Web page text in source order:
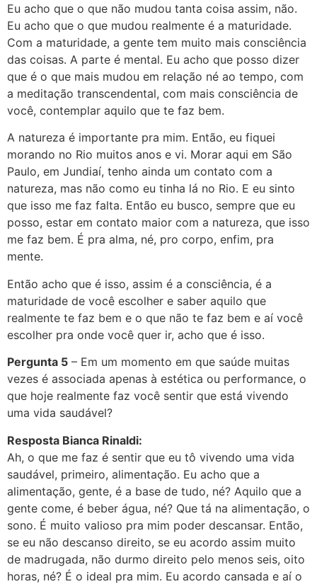
Eu acho que o que não mudou tanta coisa assim, não.
Eu acho que o que mudou realmente é a maturidade.
Com a maturidade, a gente tem muito mais consciência
das coisas. A parte é mental. Eu acho que posso dizer
que é o que mais mudou em relação né ao tempo, com
a meditação transcendental, com mais consciência de
você, contemplar aquilo que te faz bem.
A natureza é importante pra mim. Então, eu fiquei
morando no Rio muitos anos e vi. Morar aqui em São
Paulo, em Jundiaí, tenho ainda um contato com a
natureza, mas não como eu tinha lá no Rio. E eu sinto
que isso me faz falta. Então eu busco, sempre que eu
posso, estar em contato maior com a natureza, que isso
me faz bem. É pra alma, né, pro corpo, enfim, pra
mente.
Então acho que é isso, assim é a consciência, é a
maturidade de você escolher e saber aquilo que
realmente te faz bem e o que não te faz bem e aí você
escolher pra onde você quer ir, acho que é isso.
Pergunta 5 – Em um momento em que saúde muitas
vezes é associada apenas à estética ou performance, o
que hoje realmente faz você sentir que está vivendo
uma vida saudável?
Resposta Bianca Rinaldi:
Ah, o que me faz é sentir que eu tô vivendo uma vida
saudável, primeiro, alimentação. Eu acho que a
alimentação, gente, é a base de tudo, né? Aquilo que a
gente come, é beber água, né? Que tá na alimentação, o
sono. É muito valioso pra mim poder descansar. Então,
se eu não descanso direito, se eu acordo assim muito
de madrugada, não durmo direito pelo menos seis, oito
horas, né? É o ideal pra mim. Eu acordo cansada e aí o